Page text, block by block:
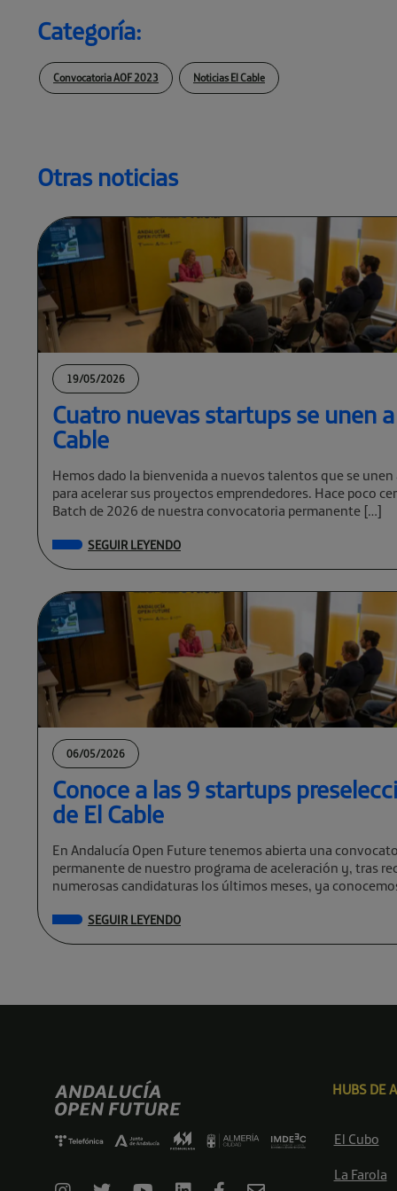
Categoría:
Convocatoria AOF 2023 Noticias El Cable
Otras noticias
19/05/2026
Cuatro nuevas startups se unen
Cable
Hemos dado la bienvenida a nuevos talentos que se unen
para acelerar sus proyectos emprendedores. Hace poco
Batch de 2026 de nuestra convocatoria permanente […]
SEGUIR LEYENDO
06/05/2026
Conoce a las 9 startups
de El Cable
En Andalucía Open Future tenemos abierta una
permanente de nuestro programa de aceleración y, tras
numerosas candidaturas los últimos meses, ya
SEGUIR LEYENDO
HUBS DE
El Cubo
La Farola